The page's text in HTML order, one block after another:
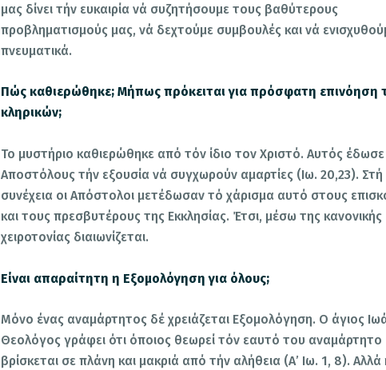
μας δίνει τήν ευκαιρία νά συζητήσουμε τους βαθύτερους
προβληματισμούς μας, νά δεχτούμε συμβουλές και νά
πνευματικά.
Πώς καθιερώθηκε; Μήπως πρόκειται για πρόσφατη επινόηση
κληρικών;
Το μυστήριο καθιερώθηκε από τόν ίδιο τον Χριστό. Αυτός
Αποστόλους τήν εξουσία νά συγχωρούν αμαρτίες (Ιω. 20,23). Στή
συνέχεια οι Απόστολοι μετέδωσαν τό χάρισμα αυτό στους
και τους πρεσβυτέρους της Εκκλησίας. Έτσι, μέσω της κανονικής
χειροτονίας διαιωνίζεται.
Είναι απαραίτητη η Εξομολόγηση για όλους;
Μόνο ένας αναμάρτητος δέ χρειάζεται Εξομολόγηση. Ο άγιος
Θεολόγος γράφει ότι όποιος θεωρεί τόν εαυτό του αναμάρτητο
βρίσκεται σε πλάνη και μακριά από τήν αλήθεια (Α’ Ιω. 1, 8). Αλλά